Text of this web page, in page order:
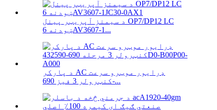
د سیمنز آپریټر پینل OP7/DP12 LC
ښودنه 6AV3607-1...
د پارکر AC ډرایور موټرو سرعت
کنټرولر 3 فیز 690-...